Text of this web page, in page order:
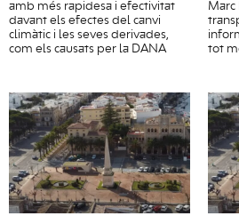
amb més rapidesa i efectivitat
davant els efectes del canvi
climàtic i les seves derivades,
com els causats per la DANA
Marc
tot